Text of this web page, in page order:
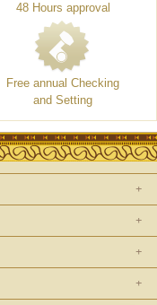
48 Hours approval
Free annual Checking
and Setting